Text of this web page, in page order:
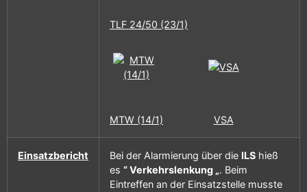
TLF 24/50 (23/1)
MTW (14/1) VSA
Einsatzbericht Bei der Alarmierung über die ILS hieß
es “ Verkehrslenkung „. Beim
Eintreffen an der Einsatzstelle musste